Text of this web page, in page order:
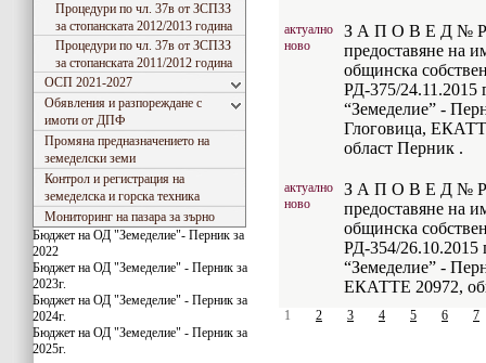
Процедури по чл. 37в от ЗСПЗЗ
за стопанската 2012/2013 година
Процедури по чл. 37в от ЗСПЗЗ
за стопанската 2011/2012 година
ОСП 2021-2027
Обявления и разпореждане с
имоти от ДПФ
Промяна предназначението на
земеделски земи
Контрол и регистрация на
земеделска и горска техника
Мониторинг на пазара за зърно
Бюджет на ОД "Земеделие"- Перник за
2022
Бюджет на ОД "Земеделие" - Перник за
2023г.
Бюджет на ОД "Земеделие" - Перник за
2024г.
Бюджет на ОД "Земеделие" - Перник за
2025г.
актуално
ново
З А П О В Е Д №
предоставяне на
общинска
РД-375/24.11.2015
“Земеделие” -
Глоговица,
област Перник .
актуално
ново
З А П О В Е Д №
предоставяне на
общинска
РД-354/26.10.2015
“Земеделие” -
ЕКАТТЕ 20972,
1 2 3 4 5 6 7